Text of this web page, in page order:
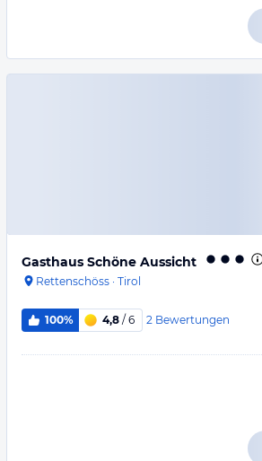
Gasthaus Schöne Aussicht
Rettenschöss · Tirol
100% 4,8 / 6 2 Bewertungen